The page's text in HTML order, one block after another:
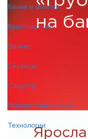
Банки и финтех
Криптоактивы
Бизнес
Сервисы
Соцсети
Импортозамещение
Технологии